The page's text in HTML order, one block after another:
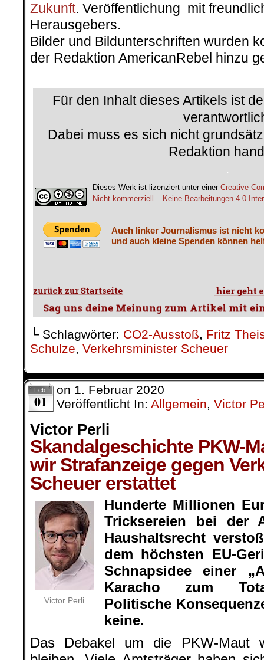
Zukunft. Veröffentlichung mit
Herausgebers.
Bilder und Bildunterschriften wurden
der Redaktion AmericanRebel hinzu
Für den Inhalt dieses Artikels ist
Dabei muss es sich nicht
Redaktion
.
Dieses Werk ist lizenziert unter einer Creative
Nicht kommerziell – Keine Bearbeitungen 4.0
Auch linker Journalismus ist nicht
und auch kleine Spenden können
└ Schlagwörter: CO2-Ausstoß, Fritz
Schulze, Verkehrsminister Scheuer
Feb.
01
on 1. Februar 2020
Veröffentlicht In: Allgemein, Victor
Victor Perli
Skandalgeschichte PKW-
wir Strafanzeige gegen
Scheuer erstattet
Victor Perli
Hunderte Millionen
Tricksereien bei der
Haushaltsrecht
dem höchsten EU-
Schnapsidee einer
Karacho zum
Politische
keine.
Das Debakel um die PKW-Maut